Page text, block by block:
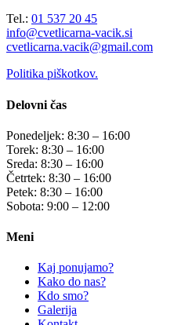
Tel.: 01 537 20 45
info@cvetlicarna-vacik.si
cvetlicarna.vacik@gmail.com
Politika piškotkov.
Delovni čas
Ponedeljek: 8:30 – 16:00
Torek: 8:30 – 16:00
Sreda: 8:30 – 16:00
Četrtek: 8:30 – 16:00
Petek: 8:30 – 16:00
Sobota: 9:00 – 12:00
Meni
Kaj ponujamo?
Kako do nas?
Kdo smo?
Galerija